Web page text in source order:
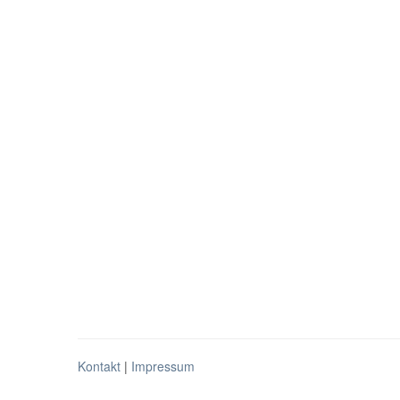
Kontakt | Impressum